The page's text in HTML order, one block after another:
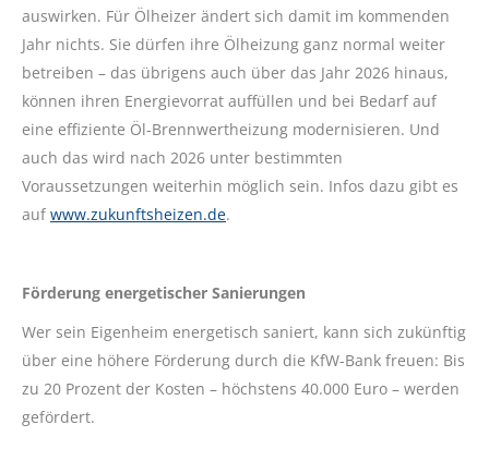
auswirken. Für Ölheizer ändert sich damit im kommenden
Jahr nichts. Sie dürfen ihre Ölheizung ganz normal weiter
betreiben – das übrigens auch über das Jahr 2026 hinaus,
können ihren Energievorrat auffüllen und bei Bedarf auf
eine effiziente Öl-Brennwertheizung modernisieren. Und
auch das wird nach 2026 unter bestimmten
Voraussetzungen weiterhin möglich sein. Infos dazu gibt es
auf www.zukunftsheizen.de.
Förderung energetischer Sanierungen
Wer sein Eigenheim energetisch saniert, kann sich zukünftig
über eine höhere Förderung durch die KfW-Bank freuen: Bis
zu 20 Prozent der Kosten – höchstens 40.000 Euro – werden
gefördert.